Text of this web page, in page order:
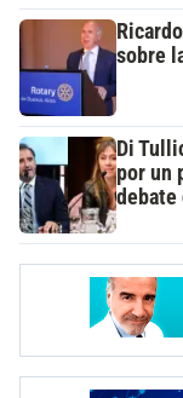
sobre
Di
por un
debate